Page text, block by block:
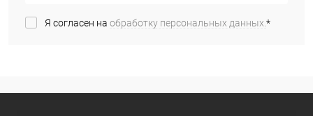
Я согласен на обработку персональных данных.*